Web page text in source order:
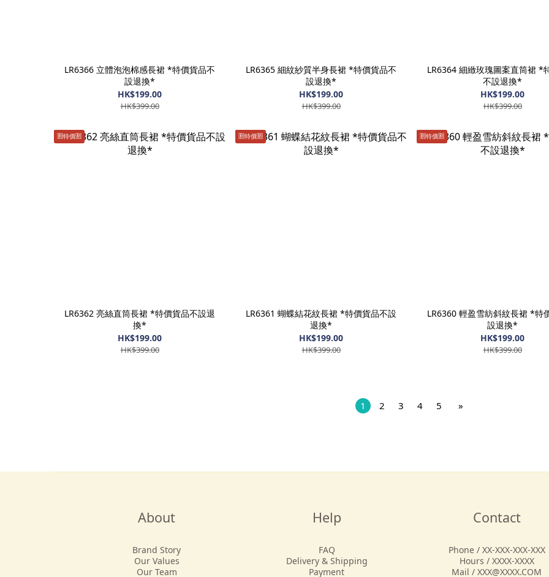
LR6366 立體泡泡棉感長裙 *特價貨品不
設退換*
HK$199.00
HK$399.00
LR6365 細紋紗質半身長裙 *特價貨品不
設退換*
HK$199.00
HK$399.00
LR6364 細緻玫瑰圖案直筒裙 *
不設退換*
HK$199.00
HK$399.00
🈹️特價🈹️
LR6362 亮絲直筒長裙 *特價貨品不設退
換*
HK$199.00
HK$399.00
🈹️特價🈹️
LR6361 蝴蝶結花紋長裙 *特價貨品不設
退換*
HK$199.00
HK$399.00
🈹️特價🈹️
LR6360 輕盈雪紡斜紋長裙 *特
設退換*
HK$199.00
HK$399.00
1 2 3 4 5 »
About
Brand Story
Our Values
Our Team
Help
FAQ
Delivery & Shipping
Payment
Contact
Phone / XX-XXX-XXX-XXX
Hours / XXXX-XXXX
Mail / XXX@XXXX.COM